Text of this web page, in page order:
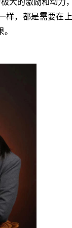
大的激励和动力
样，都是需要在